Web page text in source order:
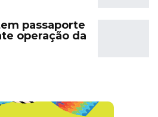
passaporte
operação da